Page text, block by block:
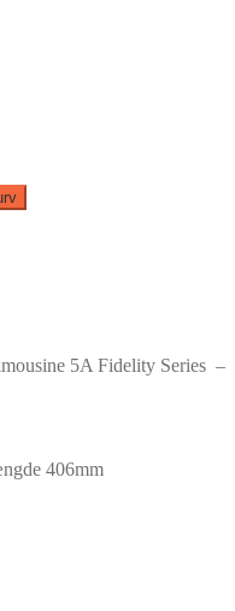
5A Fidelity Series –
406mm